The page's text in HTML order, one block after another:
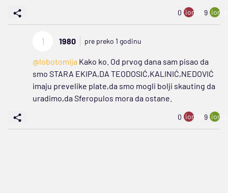
0 ion:minus
9
1 1980 pre preko 1 godinu
@lobotomija Kako ko. Od prvog dana sam pisao da
smo STARA EKIPA,DA TEODOSIĆ,KALINIĆ,NEDOVIĆ
imaju prevelike plate,da smo mogli bolji skauting da
uradimo,da Sferopulos mora da ostane.
0 ion:minus
9